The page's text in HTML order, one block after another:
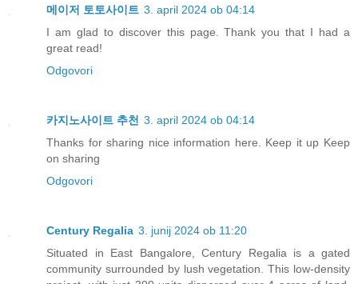
메이저 토토사이트 3. april 2024 ob 04:14
I am glad to discover this page. Thank you that I had a
great read!
Odgovori
카지노사이트 추천 3. april 2024 ob 04:14
Thanks for sharing nice information here. Keep it up Keep
on sharing
Odgovori
Century Regalia 3. junij 2024 ob 11:20
Situated in East Bangalore, Century Regalia is a gated
community surrounded by lush vegetation. This low-density